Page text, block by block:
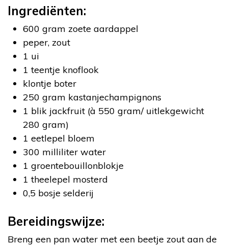
Ingrediënten:
600 gram zoete aardappel
peper, zout
1 ui
1 teentje knoflook
klontje boter
250 gram kastanjechampignons
1 blik jackfruit (à 550 gram/ uitlekgewicht
280 gram)
1 eetlepel bloem
300 milliliter water
1 groentebouillonblokje
1 theelepel mosterd
0,5 bosje selderij
Bereidingswijze:
Breng een pan water met een beetje zout aan de